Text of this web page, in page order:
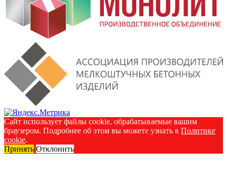
Сайт использует файлы cookie, обрабатываемые вашим
браузером. Подробнее об этом вы можете узнать в Политике
cookie.
Принять Отклонить